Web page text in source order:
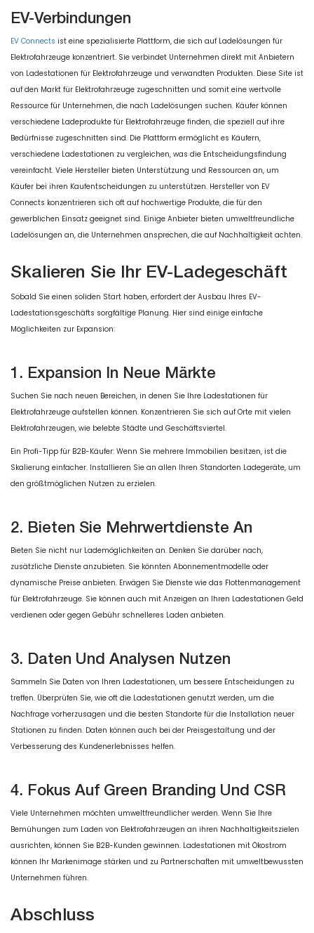
EV-Verbindungen
EV Connects ist eine spezialisierte Plattform, die sich auf Ladelösungen für
Elektrofahrzeuge konzentriert. Sie verbindet Unternehmen direkt mit Anbietern
von Ladestationen für Elektrofahrzeuge und verwandten Produkten. Diese Site ist
auf den Markt für Elektrofahrzeuge zugeschnitten und somit eine wertvolle
Ressource für Unternehmen, die nach Ladelösungen suchen. Käufer können
verschiedene Ladeprodukte für Elektrofahrzeuge finden, die speziell auf ihre
Bedürfnisse zugeschnitten sind. Die Plattform ermöglicht es Käufern,
verschiedene Ladestationen zu vergleichen, was die Entscheidungsfindung
vereinfacht. Viele Hersteller bieten Unterstützung und Ressourcen an, um
Käufer bei ihren Kaufentscheidungen zu unterstützen. Hersteller von EV
Connects konzentrieren sich oft auf hochwertige Produkte, die für den
gewerblichen Einsatz geeignet sind. Einige Anbieter bieten umweltfreundliche
Ladelösungen an, die Unternehmen ansprechen, die auf Nachhaltigkeit achten.
Skalieren Sie Ihr EV-Ladegeschäft
Sobald Sie einen soliden Start haben, erfordert der Ausbau Ihres EV-
Ladestationsgeschäfts sorgfältige Planung. Hier sind einige einfache
Möglichkeiten zur Expansion:
1. Expansion In Neue Märkte
Suchen Sie nach neuen Bereichen, in denen Sie Ihre Ladestationen für
Elektrofahrzeuge aufstellen können. Konzentrieren Sie sich auf Orte mit vielen
Elektrofahrzeugen, wie belebte Städte und Geschäftsviertel.
Ein Profi-Tipp für B2B-Käufer: Wenn Sie mehrere Immobilien besitzen, ist die
Skalierung einfacher. Installieren Sie an allen Ihren Standorten Ladegeräte, um
den größtmöglichen Nutzen zu erzielen.
2. Bieten Sie Mehrwertdienste An
Bieten Sie nicht nur Lademöglichkeiten an. Denken Sie darüber nach,
zusätzliche Dienste anzubieten. Sie könnten Abonnementmodelle oder
dynamische Preise anbieten. Erwägen Sie Dienste wie das Flottenmanagement
für Elektrofahrzeuge. Sie können auch mit Anzeigen an Ihren Ladestationen Geld
verdienen oder gegen Gebühr schnelleres Laden anbieten.
3. Daten Und Analysen Nutzen
Sammeln Sie Daten von Ihren Ladestationen, um bessere Entscheidungen zu
treffen. Überprüfen Sie, wie oft die Ladestationen genutzt werden, um die
Nachfrage vorherzusagen und die besten Standorte für die Installation neuer
Stationen zu finden. Daten können auch bei der Preisgestaltung und der
Verbesserung des Kundenerlebnisses helfen.
4. Fokus Auf Green Branding Und CSR
Viele Unternehmen möchten umweltfreundlicher werden. Wenn Sie Ihre
Bemühungen zum Laden von Elektrofahrzeugen an ihren Nachhaltigkeitszielen
ausrichten, können Sie B2B-Kunden gewinnen. Ladestationen mit Ökostrom
können Ihr Markenimage stärken und zu Partnerschaften mit umweltbewussten
Unternehmen führen.
Abschluss